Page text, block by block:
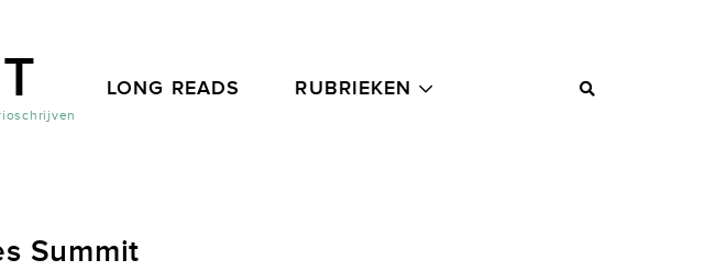
LONG READS RUBRIEKEN
Summit